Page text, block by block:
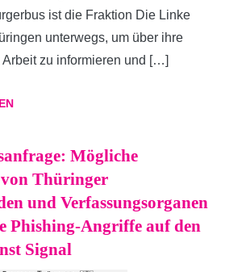
ist die Fraktion Die Linke
unterwegs, um über ihre
zu informieren und […]
Mögliche
Thüringer
und Verfassungsorganen
Phishing-Angriffe auf den
Signal